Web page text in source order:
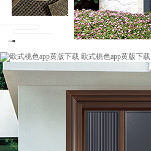
欧式桃色app黄版下载